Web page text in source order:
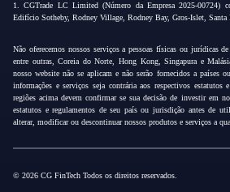
1. CGTrade LC Limited (Número da Empresa 2025-00724)
Edifício Sotheby, Rodney Village, Rodney Bay, Gros-Islet, Santa
Não oferecemos nossos serviços a pessoas físicas ou jurídicas
entre outras, Coreia do Norte, Hong Kong, Singapura e
nosso website não se aplicam e não serão fornecidos a países
informações e serviços seja contrária aos respectivos estatutos
regiões acima devem confirmar se sua decisão de investir em
estatutos e regulamentos de seu país ou jurisdição antes de
alterar, modificar ou descontinuar nossos produtos e serviços a
© 2026 CG FinTech Todos os direitos reservados.